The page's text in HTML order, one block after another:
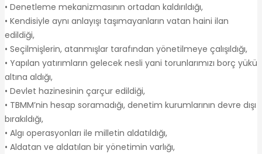
• Denetleme mekanizmasının ortadan kaldırıldığı,
• Kendisiyle aynı anlayışı taşımayanların vatan haini ilan
edildiği,
• Seçilmişlerin, atanmışlar tarafından yönetilmeye çalışıldığı,
• Yapılan yatırımların gelecek nesli yani torunlarımızı borç yükü
altına aldığı,
• Devlet hazinesinin çarçur edildiği,
• TBMM’nin hesap soramadığı, denetim kurumlarının devre dışı
bırakıldığı,
• Algı operasyonları ile milletin aldatıldığı,
• Aldatan ve aldatılan bir yönetimin varlığı,